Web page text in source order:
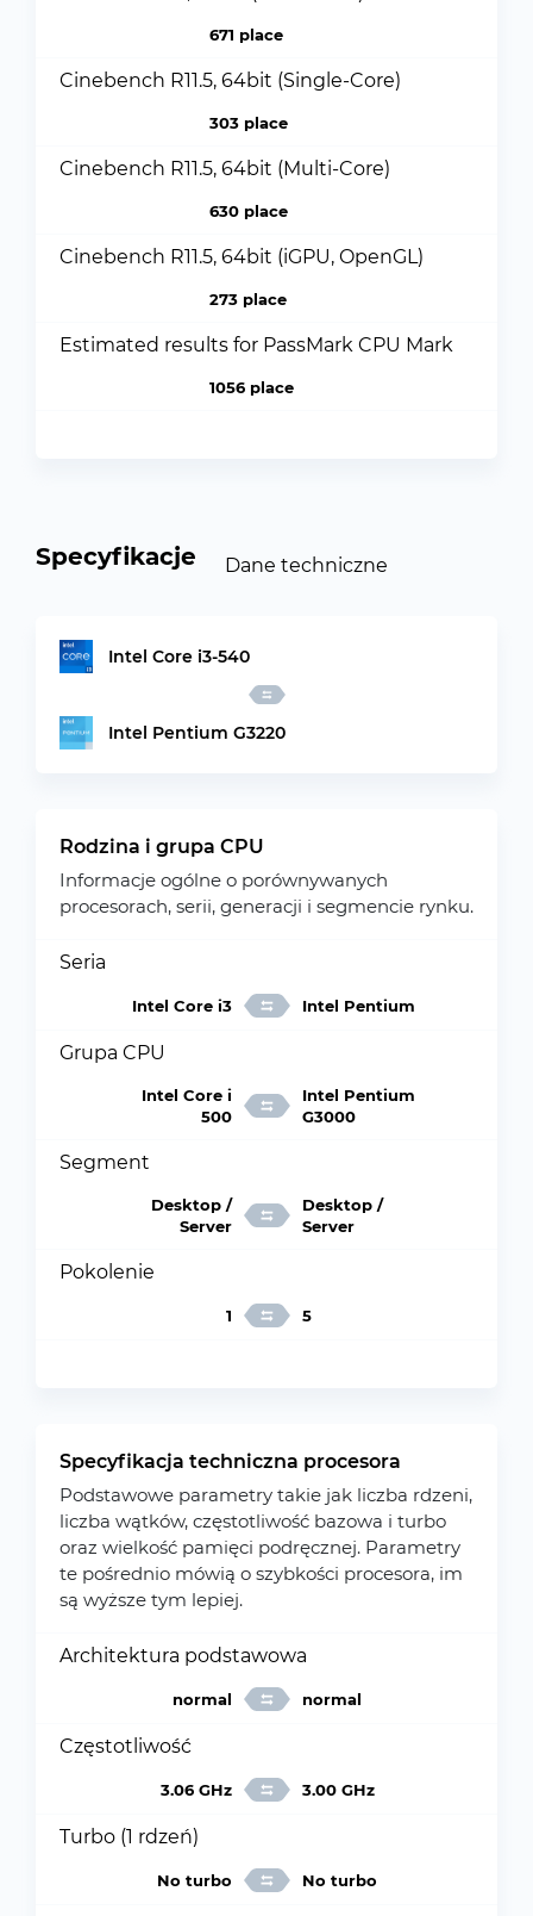
671 place
Cinebench R11.5, 64bit (Single-Core)
303 place
Cinebench R11.5, 64bit (Multi-Core)
630 place
Cinebench R11.5, 64bit (iGPU, OpenGL)
273 place
Estimated results for PassMark CPU Mark
1056 place
Specyfikacje Dane techniczne
Intel Core i3-540
Intel Pentium G3220
Rodzina i grupa CPU
Informacje ogólne o porównywanych
procesorach, serii, generacji i segmencie rynku.
Seria
Intel Core i3 Intel Pentium
Grupa CPU
Intel Core i
500
Intel Pentium
G3000
Segment
Desktop /
Server
Desktop /
Server
Pokolenie
1 5
Specyfikacja techniczna procesora
Podstawowe parametry takie jak liczba rdzeni,
liczba wątków, częstotliwość bazowa i turbo
oraz wielkość pamięci podręcznej. Parametry
te pośrednio mówią o szybkości procesora, im
są wyższe tym lepiej.
Architektura podstawowa
normal normal
Częstotliwość
3.06 GHz 3.00 GHz
Turbo (1 rdzeń)
No turbo No turbo